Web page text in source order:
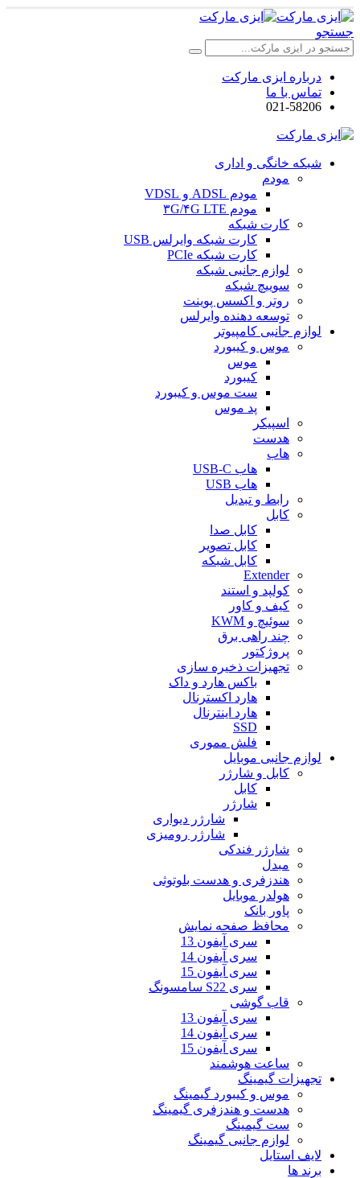
جستجو
درباره ایزی مارکت
تماس با ما
021-58206
شبکه خانگی و اداری
مودم
مودم ADSL و VDSL
مودم ۳G/۴G LTE
کارت شبکه
کارت شبکه وایرلس USB
کارت شبکه PCIe
لوازم جانبی شبکه
سوییچ شبکه
روتر و اکسس پوینت
توسعه دهنده وایرلس
لوازم جانبی کامپیوتر
موس و کیبورد
موس
کیبورد
ست موس و کیبورد
پد موس
اسپیکر
هدست
هاب
هاب USB-C
هاب USB
رابط و تبدیل
کابل
کابل صدا
کابل تصویر
کابل شبکه
Extender
کولپد و استند
کیف و کاور
سوئیچ و KWM
چند راهی برق
پروژکتور
تجهیزات ذخیره سازی
باکس هارد و داک
هارد اکسترنال
هارد اینترنال
SSD
فلش مموری
لوازم جانبی موبایل
کابل و شارژر
کابل
شارژر
شارژر دیواری
شارژر رومیزی
شارژر فندکی
مبدل
هندزفری و هدست بلوتوثی
هولدر موبایل
پاور بانک
محافظ صفحه نمایش
سری آیفون 13
سری آیفون 14
سری آیفون 15
سری S22 سامسونگ
قاب گوشی
سری آیفون 13
سری آیفون 14
سری آیفون 15
ساعت هوشمند
تجهیزات گیمینگ
موس و کیبورد گیمینگ
هدست و هندزفری گیمینگ
ست گیمینگ
لوازم جانبی گیمینگ
لایف استایل
برند ها